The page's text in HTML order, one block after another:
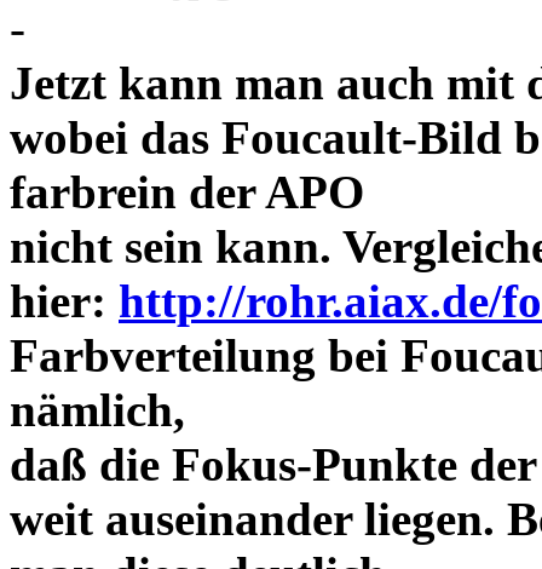
-
Jetzt kann man auch mit
wobei das Foucault-Bild
farbrein der APO
nicht sein kann.
hier: http://rohr.aiax.de/
Farbverteilung bei
nämlich,
daß die Fokus-Punkte
weit auseinander liegen.